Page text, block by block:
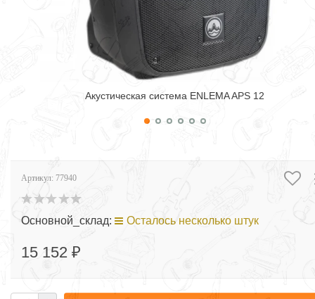
Акустическая система ENLEMA APS 12
Артикул: 77940
Основной_склад: Осталось несколько штук
15 152 ₽